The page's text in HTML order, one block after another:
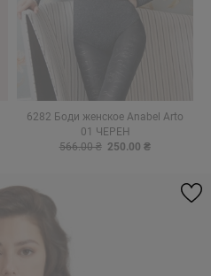
6282 Боди женское Anabel Arto
01 ЧЕРЕН
566.00 ₴ 250.00 ₴